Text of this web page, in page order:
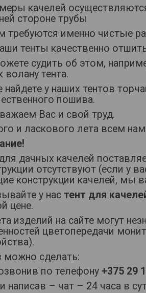
качелей
стороне трубы
требуются именно чистые
тенты качественно
судить об этом,
волану тента.
найдете у наших тентов
пошива.
Вас и свой труд.
и ласкового лета всем
дачных качелей
отсутствуют (если у
конструкции качелей, мы
у нас тент для
цене.
изделий на сайте могут
цветопередачи
можно сделать:
по телефону +375 29
написав – чат – 24 часа в